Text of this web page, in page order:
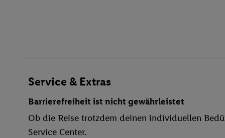
WLAN
Anzahl der Pools
Massagen
Service & Extras
Barrierefreiheit ist nicht gewährleistet
Ob die Reise trotzdem deinen individuellen
Service Center.